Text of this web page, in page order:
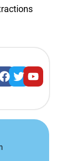
Facebook
Twitter